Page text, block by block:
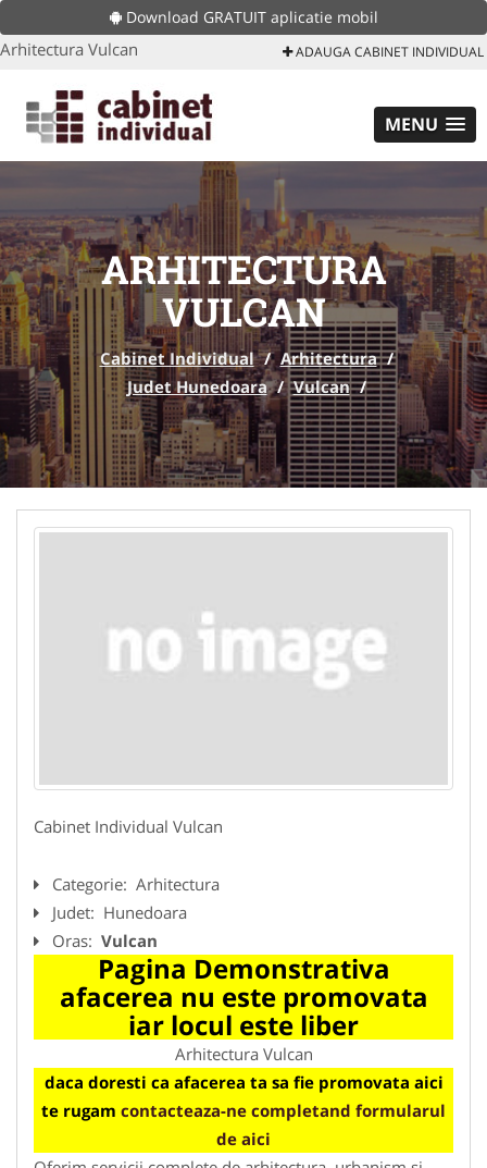
Download GRATUIT aplicatie mobil
Arhitectura Vulcan ADAUGA CABINET INDIVIDUAL
MENU
ARHITECTURA
VULCAN
Cabinet Individual / Arhitectura /
Judet Hunedoara / Vulcan /
Cabinet Individual Vulcan
Categorie: Arhitectura
Judet: Hunedoara
Oras: Vulcan
Pagina Demonstrativa
afacerea nu este promovata
iar locul este liber
Arhitectura Vulcan
daca doresti ca afacerea ta sa fie promovata aici
te rugam contacteaza-ne completand formularul
de aici